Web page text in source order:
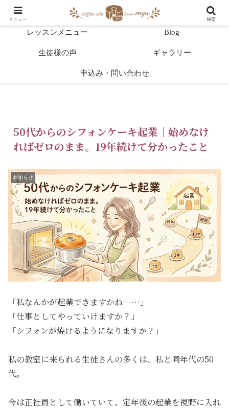
教室案内
レッスンメニュー Blog
生徒様の声 ギャラリー
申込み・問い合わせ
50代からのシフォンケーキ起業｜始めなけ
ればゼロのまま。19年続けて分かったこと
お知らせ
「私なんかが起業できますかね……」
「仕事としてやっていけますか？」
「シフォンが焼けるようになりますか？」
私の教室に来られる生徒さんの多くは、私と同年代の50
代。
今は正社員として働いていて、定年後の起業を視野に入れ
メニュー 検索